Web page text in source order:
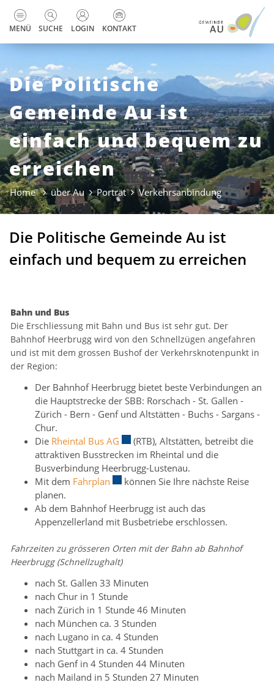
zur Startseite
Direkt zur Hauptnavigation
Direkt zum Inhalt
Direkt zur Suche
Direkt zum Stichwortverzeichnis
Kopfzeile
MENÜ SUCHE LOGIN KONTAKT
Die Politische
Gemeinde Au ist
einfach und bequem zu
erreichen
Home über Au Porträt Verkehrsanbindung(ausgewählt)
Die Politische Gemeinde Au ist
einfach und bequem zu erreichen
Bahn und Bus
Die Erschliessung mit Bahn und Bus ist sehr gut. Der
Bahnhof Heerbrugg wird von den Schnellzügen angefahren
und ist mit dem grossen Bushof der Verkehrsknotenpunkt in
der Region:
Der Bahnhof Heerbrugg bietet beste Verbindungen an
die Hauptstrecke der SBB: Rorschach - St. Gallen -
Zürich - Bern - Genf und Altstätten - Buchs - Sargans -
Chur.
Die Rheintal Bus AG Externer Link wird in einem neuen
(RTB), Altstätten, betreibt die
attraktiven Busstrecken im Rheintal und die
Busverbindung Heerbrugg-Lustenau.
Mit dem Fahrplan Externer Link wird in einem neuen
können Sie Ihre nächste Reise
planen.
Ab dem Bahnhof Heerbrugg ist auch das
Appenzellerland mit Busbetriebe erschlossen.
Fahrzeiten zu grösseren Orten mit der Bahn ab Bahnhof
Heerbrugg (Schnellzughalt)
nach St. Gallen 33 Minuten
nach Chur in 1 Stunde
nach Zürich in 1 Stunde 46 Minuten
nach München ca. 3 Stunden
nach Lugano in ca. 4 Stunden
nach Stuttgart in ca. 4 Stunden
nach Genf in 4 Stunden 44 Minuten
nach Mailand in 5 Stunden 27 Minuten